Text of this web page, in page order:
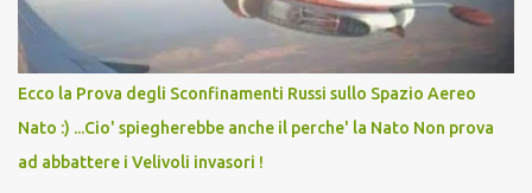
Ecco la Prova degli Sconfinamenti Russi sullo Spazio Aereo
Nato :) ...Cio' spiegherebbe anche il perche' la Nato Non prova
ad abbattere i Velivoli invasori !